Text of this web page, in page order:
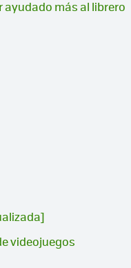
ayudado más al librero
videojuegos